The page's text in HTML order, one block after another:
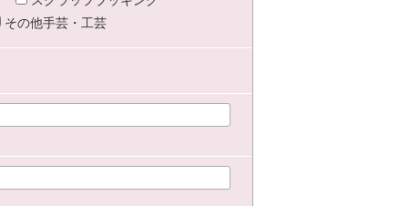
その他手芸・工芸